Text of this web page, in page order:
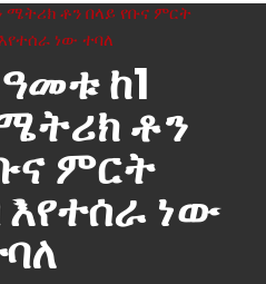
ቶን በላይ የቡና ምርት
ነው ተባለ
ከ1
ቶን
ምርት
ነው